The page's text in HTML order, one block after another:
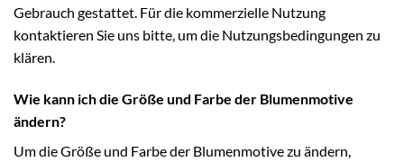
Gebrauch gestattet. Für die kommerzielle Nutzung
kontaktieren Sie uns bitte, um die Nutzungsbedingungen zu
klären.
Wie kann ich die Größe und Farbe der Blumenmotive
ändern?
Um die Größe und Farbe der Blumenmotive zu ändern,